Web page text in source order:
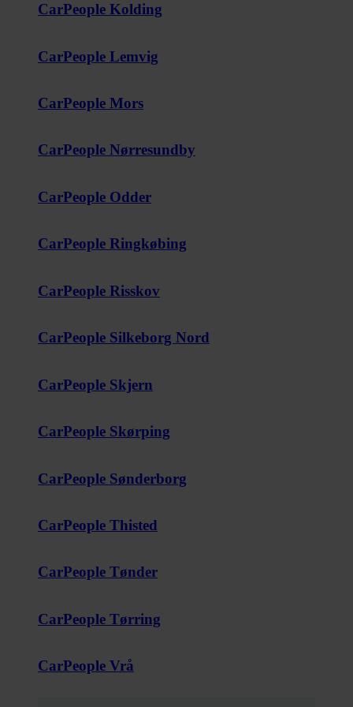
CarPeople Kolding
CarPeople Lemvig
CarPeople Mors
CarPeople Nørresundby
CarPeople Odder
CarPeople Ringkøbing
CarPeople Risskov
CarPeople Silkeborg Nord
CarPeople Skjern
CarPeople Skørping
CarPeople Sønderborg
CarPeople Thisted
CarPeople Tønder
CarPeople Tørring
CarPeople Vrå